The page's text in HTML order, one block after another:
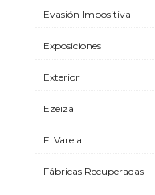
Evasión Impositiva
Exposiciones
Exterior
Ezeiza
F. Varela
Fábricas Recuperadas